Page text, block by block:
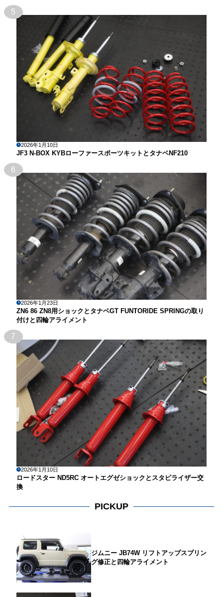
5
2026年1月10日
JF3 N-BOX KYBローファースポーツキットとタナベNF210
6
2026年1月23日
ZN6 86 ZN8用ショックとタナベGT FUNTORIDE SPRINGの取り
付けと四輪アライメント
7
2026年1月10日
ロードスター ND5RC オートエグゼショックとスタビライザー交
換
PICKUP
ジムニー JB74W リフトアップスプリン
グ修正と四輪アライメント